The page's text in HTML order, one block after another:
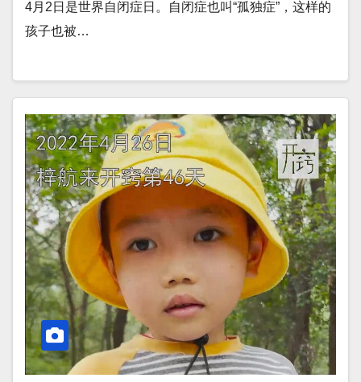
4月2日是世界自闭症日。自闭症也叫“孤独症”，这样的
孩子也被…